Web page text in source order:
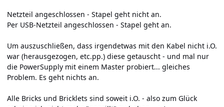
Netzteil angeschlossen - Stapel geht nicht an.
Per USB-Netzteil angeschlossen - Stapel geht an.
Um auszuschließen, dass irgendetwas mit den Kabel nicht i.O.
war (herausgezogen, etc.pp.) diese getauscht - und mal nur
die PowerSupply mit einem Master probiert... gleiches
Problem. Es geht nichts an.
Alle Bricks und Bricklets sind soweit i.O. - also zum Glück